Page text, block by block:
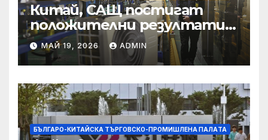
Китай, САЩ постигат
положителни резултати в
икономическите и
търговски консултации:
министерство
МАЙ 19, 2026 ADMIN
БЪЛГАРО-КИТАЙСКА ТЪРГОВСКО-ПРОМИШЛЕНА ПАЛAТА